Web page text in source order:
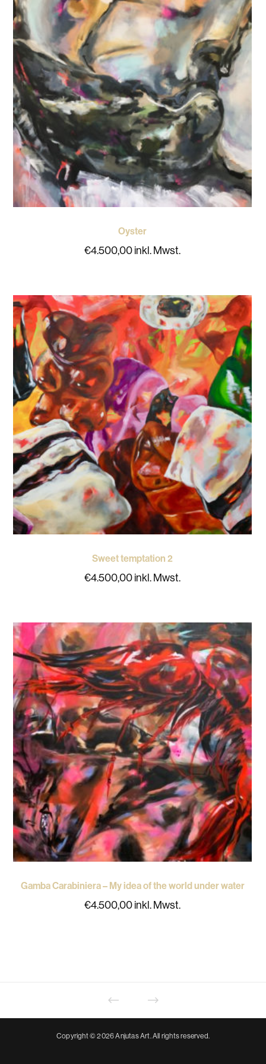
Oyster
€4.500,00 inkl. Mwst.
Sweet temptation 2
€4.500,00 inkl. Mwst.
Gamba Carabiniera – My idea of the world under water
€4.500,00 inkl. Mwst.
Copyright © 2026 Anjutas Art. All rights reserved.